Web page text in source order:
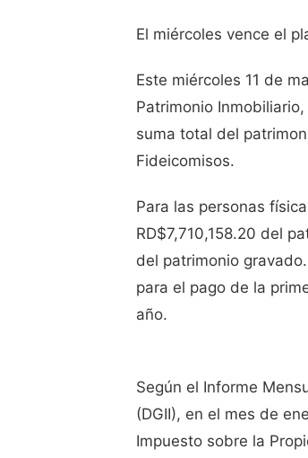
El miércoles vence el
Este miércoles 11 de
Patrimonio
suma total del
Fideicomisos.
Para las personas
RD$7,710,158.20 del
del patrimonio
para el pago de la
año. ​
Según el Informe
(DGII), en el mes de
Impuesto sobre la